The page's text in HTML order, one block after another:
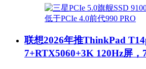
联想2026年推ThinkPad
7+RTX5060+3K 120Hz屏，